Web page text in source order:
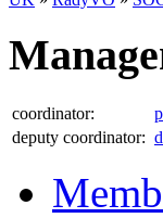
coordinator:
deputy coordinator: